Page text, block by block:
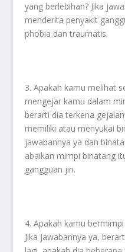
yang berlebihan? Jika
menderita penyakit
phobia dan traumatis.
3. Apakah kamu melihat
mengejar kamu dalam
berarti dia terkena
memiliki atau menyukai
jawabannya ya dan
abaikan mimpi binatang
gangguan jin.
4. Apakah kamu
Jika jawabannya ya,